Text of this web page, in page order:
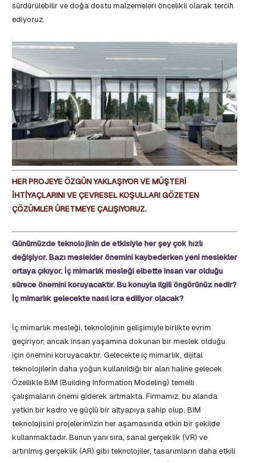
sürdürülebilir ve doğa dostu malzemeleri öncelikli olarak tercih
ediyoruz.
HER PROJEYE ÖZGÜN YAKLAŞIYOR VE MÜŞTERİ
İHTİYAÇLARINI VE ÇEVRESEL KOŞULLARI GÖZETEN
ÇÖZÜMLER ÜRETMEYE ÇALIŞIYORUZ.
Günümüzde teknolojinin de etkisiyle her şey çok hızlı
değişiyor. Bazı meslekler önemini kaybederken yeni meslekler
ortaya çıkıyor. İç mimarlık mesleği elbette insan var olduğu
sürece önemini koruyacaktır. Bu konuyla ilgili öngörünüz nedir?
İç mimarlık gelecekte nasıl icra ediliyor olacak?
İç mimarlık mesleği, teknolojinin gelişimiyle birlikte evrim
geçiriyor; ancak insan yaşamına dokunan bir meslek olduğu
için önemini koruyacaktır. Gelecekte iç mimarlık, dijital
teknolojilerin daha yoğun kullanıldığı bir alan haline gelecek.
Özellikle BIM (Building Information Modeling) temelli
çalışmaların önemi giderek artmakta. Firmamız, bu alanda
yetkin bir kadro ve güçlü bir altyapıya sahip olup, BIM
teknolojisini projelerimizin her aşamasında etkin bir şekilde
kullanmaktadır. Bunun yanı sıra, sanal gerçeklik (VR) ve
artırılmış gerçeklik (AR) gibi teknolojiler, tasarımların daha etkili